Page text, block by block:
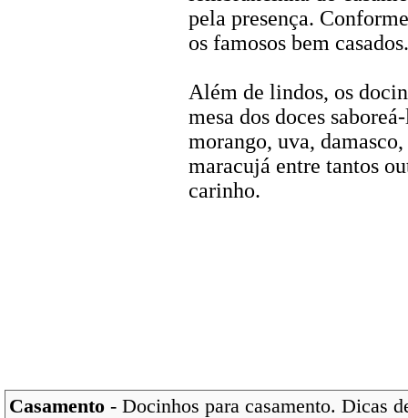
pela presença.
os famosos bem
Além de lindos, os
mesa dos doces
morango, uva,
maracujá entre tantos
carinho.
Casamento - Docinhos para casamento. Dicas